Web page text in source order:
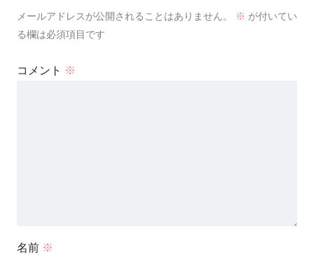
メールアドレスが公開されることはありません。 ※ が付いてい
る欄は必須項目です
コメント ※
名前 ※